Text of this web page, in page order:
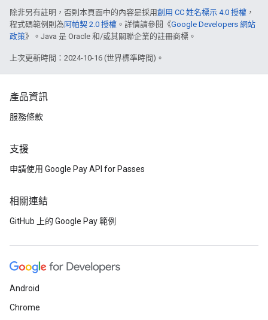
除非另有註明，否則本頁面中的內容是採用創用 CC 姓名標示 4.0 授權 ，
程式碼範例則為 阿帕契 2.0 授權 。詳情請參閱《Google Developers 網站
政策》。Java 是 Oracle 和/或其關聯企業的註冊商標。
上次更新時間：2024-10-16 (世界標準時間)。
產品資訊
服務條款
支援
申請使用 Google Pay API for Passes
相關連結
GitHub 上的 Google Pay 範例
Android
Chrome